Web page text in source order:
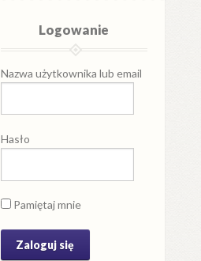
Logowanie
Nazwa użytkownika lub email
Hasło
Pamiętaj mnie